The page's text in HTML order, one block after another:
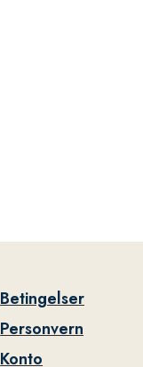
Betingelser
Personvern
Konto